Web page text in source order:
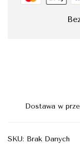
Dostawa w
SKU: Brak Danych